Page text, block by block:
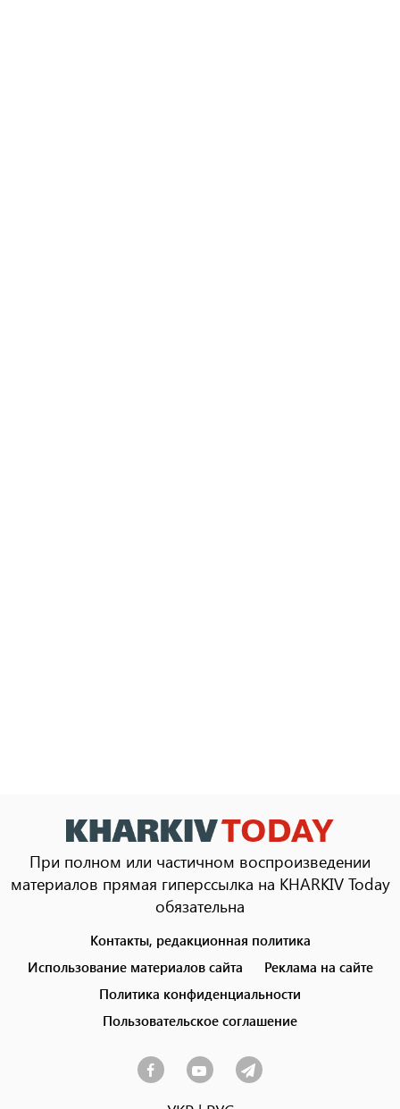
При полном или частичном воспроизведении
материалов прямая гиперссылка на KHARKIV Today
обязательна
menu
Контакты, редакционная политика
Использование материалов сайта
Реклама на сайте
Политика конфиденциальности
Пользовательское соглашение